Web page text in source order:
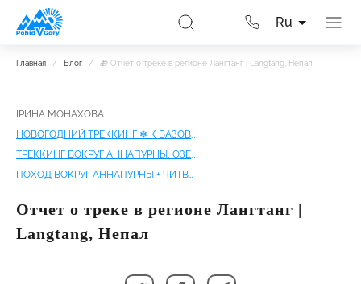
Ru
Главная / Блог / 🎁 Отчет о треке в регионе Лангтанг | Langtang, Непал
ІРИНА МОНАХОВА
НОВОГОДНИЙ ТРЕККИНГ ❄ К БАЗОВОМУ АННАПУРНЫ
ТРЕККИНГ ВОКРУГ АННАПУРНЫ, ОЗЕРО ТИЛИЧО | ПОЛНОЕ КОЛЬЦО АННАПУРНЫ
ПОХОД ВОКРУГ АННАПУРНЫ + ЧИТВАН
Отчет о треке в регионе Лангтанг |
Langtang, Непал